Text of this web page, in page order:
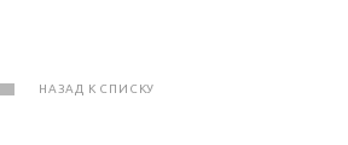
НАЗАД К СПИСКУ